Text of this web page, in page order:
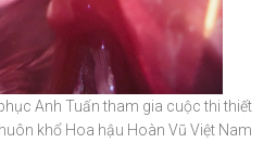
Anh Tuấn tham gia cuộc thi thiết
khổ Hoa hậu Hoàn Vũ Việt Nam